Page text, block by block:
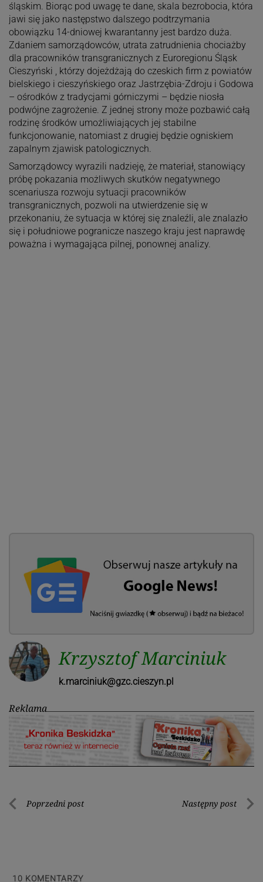
śląskim. Biorąc pod uwagę te dane, skala bezrobocia, która
jawi się jako następstwo dalszego podtrzymania
obowiązku 14-dniowej kwarantanny jest bardzo duża.
Zdaniem samorządowców, utrata zatrudnienia chociażby
dla pracowników transgranicznych z Euroregionu Śląsk
Cieszyński , którzy dojeżdżają do czeskich firm z powiatów
bielskiego i cieszyńskiego oraz Jastrzębia-Zdroju i Godowa
– ośrodków z tradycjami górniczymi – będzie niosła
podwójne zagrożenie. Z jednej strony może pozbawić całą
rodzinę środków umożliwiających jej stabilne
funkcjonowanie, natomiast z drugiej będzie ogniskiem
zapalnym zjawisk patologicznych.
Samorządowcy wyrazili nadzieję, że materiał, stanowiący
próbę pokazania możliwych skutków negatywnego
scenariusza rozwoju sytuacji pracowników
transgranicznych, pozwoli na utwierdzenie się w
przekonaniu, że sytuacja w której się znaleźli, ale znalazło
się i południowe pogranicze naszego kraju jest naprawdę
poważna i wymagająca pilnej, ponownej analizy.
Krzysztof Marciniuk
k.marciniuk@gzc.cieszyn.pl
Reklama
Nawigacja
Poprzedni post Następny post
10 KOMENTARZY